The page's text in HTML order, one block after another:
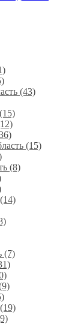
(43)
(15)
(8)
(7)